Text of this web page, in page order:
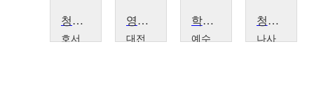
청소년이해론
호서
영양판정
대전
학생상담슈퍼비전
예수
청소년문화론
나사